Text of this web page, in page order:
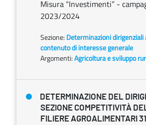
Misura “Investimenti” -
2023/2024
Sezione: Determinazioni
contenuto di interesse generale
Argomenti:Agricoltura e sviluppo
DETERMINAZIONE DEL
SEZIONE COMPETITIVITÀ
FILIERE AGROALIMENTARI